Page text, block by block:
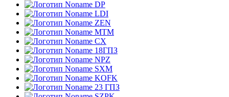
DP
LDI
ZEN
MTM
CX
18ГПЗ
NPZ
SXM
KOFK
23 ГПЗ